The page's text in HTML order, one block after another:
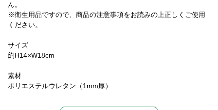
ん。
※衛生用品ですので、商品の注意事項をお読みの上正しくご使用
ください。
サイズ
約H14×W18cm
素材
ポリエステルウレタン（1mm厚）